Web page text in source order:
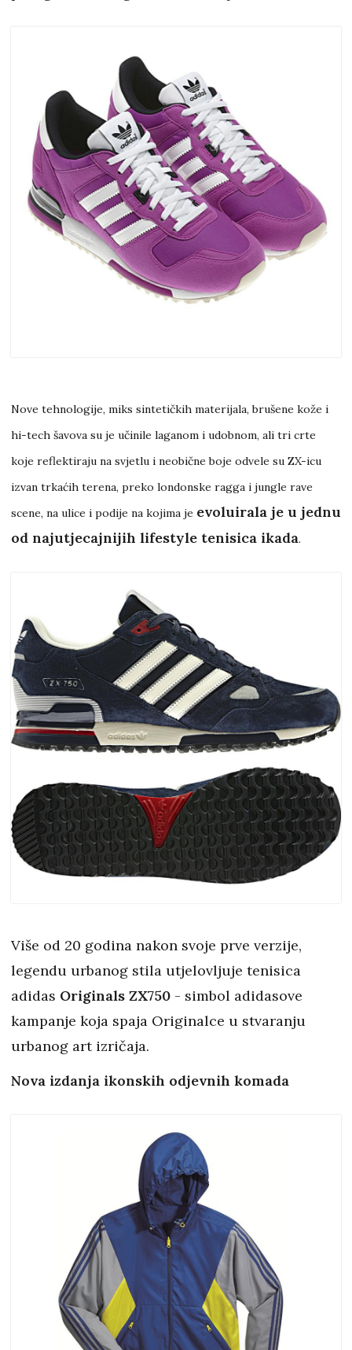
Nove tehnologije, miks sintetičkih materijala, brušene kože i
hi-tech šavova su je učinile laganom i udobnom, ali tri crte
koje reflektiraju na svjetlu i neobične boje odvele su ZX-icu
izvan trkaćih terena, preko londonske ragga i jungle rave
scene, na ulice i podije na kojima je evoluirala je u jednu
od najutjecajnijih lifestyle tenisica ikada.
Više od 20 godina nakon svoje prve verzije,
legendu urbanog stila utjelovljuje tenisica
adidas Originals ZX750 - simbol adidasove
kampanje koja spaja Originalce u stvaranju
urbanog art izričaja.
Nova izdanja ikonskih odjevnih komada